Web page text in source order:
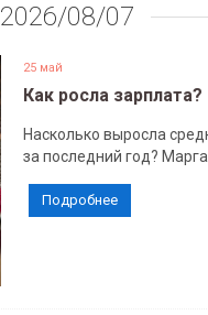
2026/08/07
25 май
Как росла зарплата?
Насколько выросла
за последний год?
Подробнее